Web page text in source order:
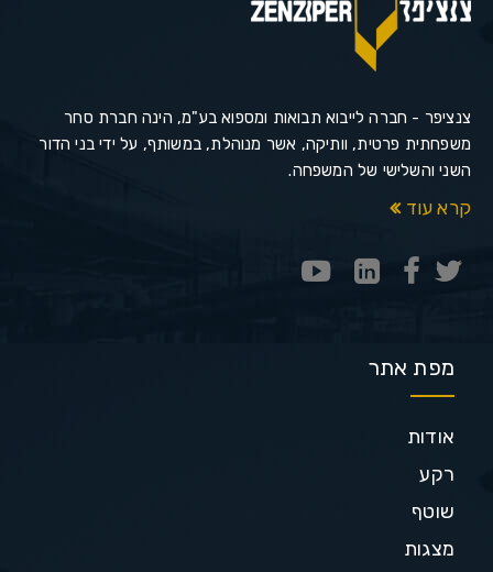
צנציפר - חברה לייבוא תבואות ומספוא בע"מ, הינה חברת סחר
משפחתית פרטית, וותיקה, אשר מנוהלת, במשותף, על ידי בני הדור
השני והשלישי של המשפחה.
קרא עוד
מפת אתר
אודות
רקע
שוטף
מצגות